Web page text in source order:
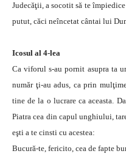
Judecăţii, a socotit să te
putut, căci neîncetat cântai lui
Icosul al 4-lea
Ca viforul s-au pornit asupra ta
număr ţi-au adus, ca prin
tine de la o lucrare ca aceasta.
Piatra cea din capul unghiului,
eşti a te cinsti cu acestea:
Bucură-te, fericito, cea de fapte